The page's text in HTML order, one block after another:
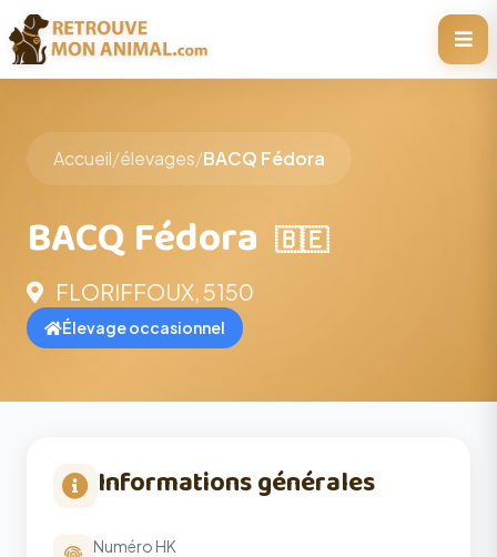
Accueil/élevages/BACQ Fédora
BACQ Fédora 🇧🇪
FLORIFFOUX, 5150
Élevage occasionnel
Informations générales
Numéro HK